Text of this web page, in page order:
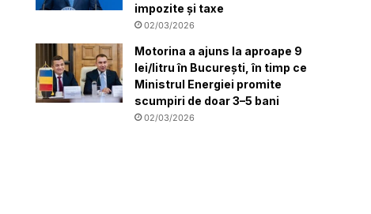
impozite și taxe
02/03/2026
Motorina a ajuns la aproape 9
lei/litru în București, în timp ce
Ministrul Energiei promite
scumpiri de doar 3–5 bani
02/03/2026